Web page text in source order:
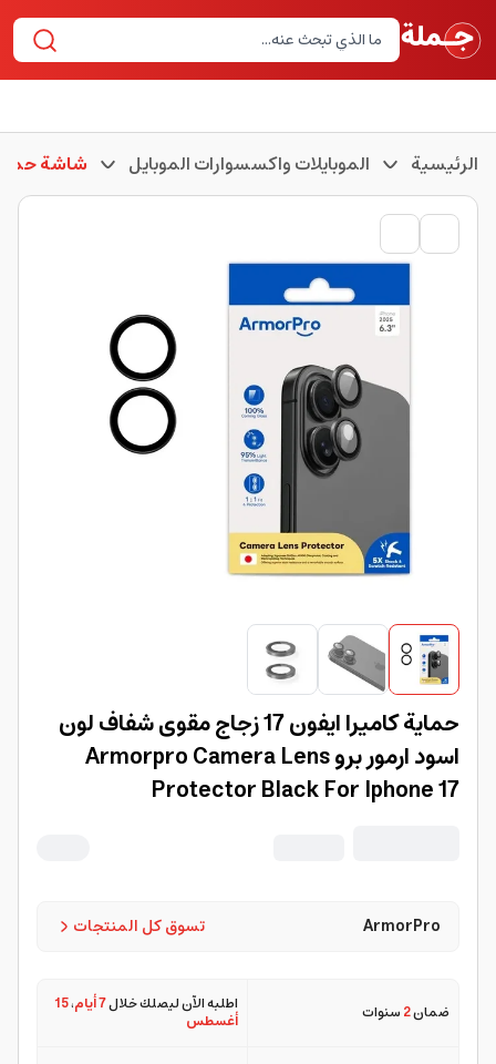
الرئيسية الموبايلات واكسسوارات الموبايل شاشة
حماية كاميرا ايفون 17 زجاج مقوى شفاف لون
اسود ارمور برو Armorpro Camera Lens
Protector Black For Iphone 17
تسوق كل المنتجات ArmorPro
ضمان2سنوات اطلبه الآن ليصلك خلال7 أيام ،15
أغسطس